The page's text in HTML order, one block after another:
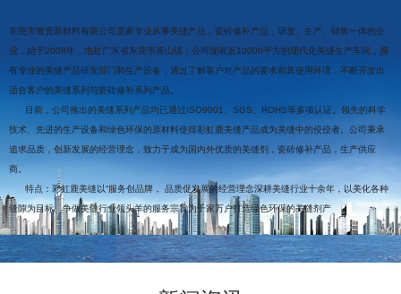
东莞市致贤新材料有限公司是家专业从事美缝产品，瓷砖修补产品，研发、生产、销售一体的企
业，始于2008年，地处广东省东莞市茶山镇，公司现有近10000平方的现代化美缝生产车间，拥
有专业的美缝产品研发部门和生产设备，通过了解客户对产品的要求和其使用环境，不断开发出
适合客户的美缝系列与瓷砖修补系列产品。
目前，公司推出的美缝系列产品均已通过ISO9001、SGS、ROHS等多项认证。领先的科学
技术、先进的生产设备和绿色环保的原材料使得彩虹鹿美缝产品成为美缝中的佼佼者。公司秉承
追求品质，创新发展的经营理念，致力于成为国内外优质的美缝剂，瓷砖修补产品，生产供应
商。
特点：彩虹鹿美缝以“服务创品牌， 品质促发展的经营理念深耕美缝行业十余年，以美化各种
缝隙为目标、争做美缝行业领头羊的服务宗旨为千家万户打造绿色环保的美缝剂产